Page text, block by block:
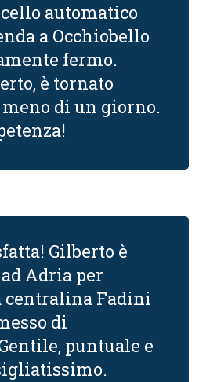
automatico
a Occhiobello
fermo.
è tornato
di un giorno.
Gilberto è
Adria per
centralina Fadini
di
puntuale e